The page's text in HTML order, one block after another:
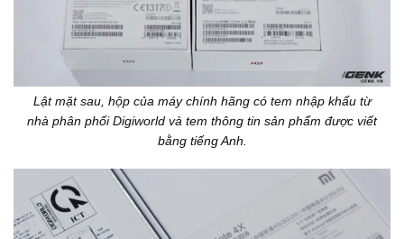
Lật mặt sau, hộp của máy chính hãng có tem nhập khẩu từ
nhà phân phối Digiworld và tem thông tin sản phẩm được viết
bằng tiếng Anh.